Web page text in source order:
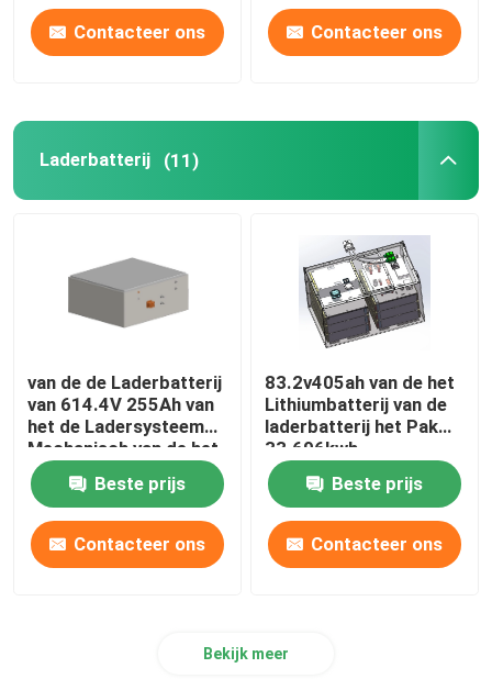
De Batterij van het Grasmaaimachinelithium
De elektrische Batterij van het Boorlithium
De Module van de lithiumbatterij
Contacteer ons Contacteer ons
Laderbatterij (11)
van de de Laderbatterij
van 614.4V 255Ah van
het de Ladersysteem
Mechanisch van de het
Lithiumbatterij de
BatterijpakBeste prijs
Contacteer ons
83.2v405ah van de het
Lithiumbatterij van de
laderbatterij het Pak
33.696kwh
Beste prijs
Contacteer ons
Bekijk meer